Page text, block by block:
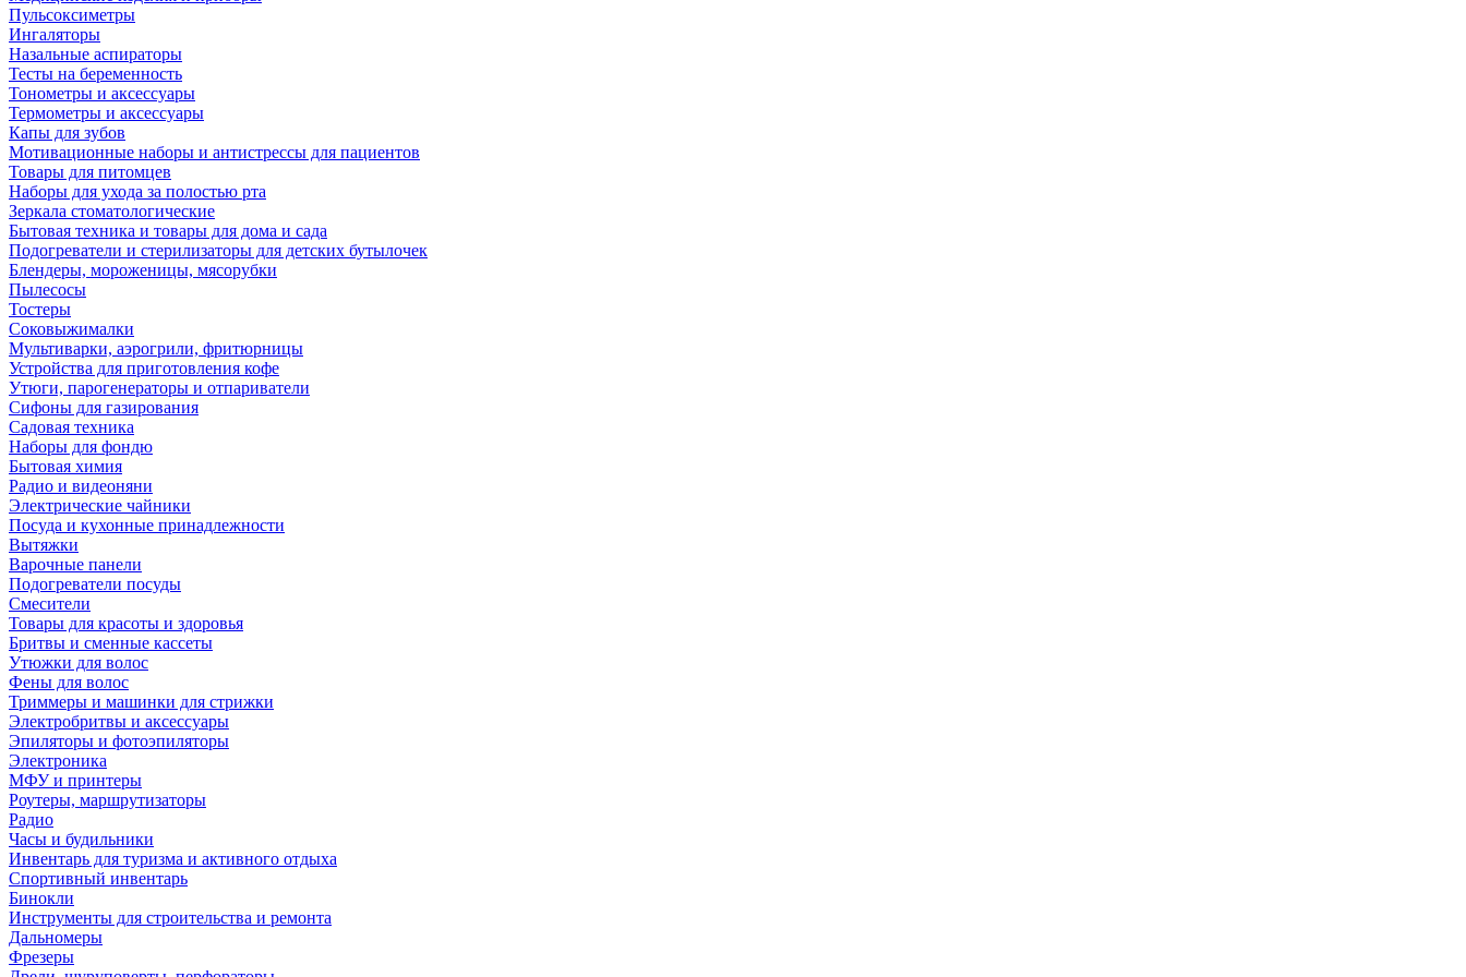
Пульсоксиметры
Ингаляторы
Назальные аспираторы
Тесты на беременность
Тонометры и аксессуары
Термометры и аксессуары
Капы для зубов
Мотивационные наборы и антистрессы для пациентов
Товары для питомцев
Наборы для ухода за полостью рта
Зеркала стоматологические
Бытовая техника и товары для дома и сада
Подогреватели и стерилизаторы для детских бутылочек
Блендеры, мороженицы, мясорубки
Пылесосы
Тостеры
Соковыжималки
Мультиварки, аэрогрили, фритюрницы
Устройства для приготовления кофе
Утюги, парогенераторы и отпариватели
Сифоны для газирования
Садовая техника
Наборы для фондю
Бытовая химия
Радио и видеоняни
Электрические чайники
Посуда и кухонные принадлежности
Вытяжки
Варочные панели
Подогреватели посуды
Смесители
Товары для красоты и здоровья
Бритвы и сменные кассеты
Утюжки для волос
Фены для волос
Триммеры и машинки для стрижки
Электробритвы и аксессуары
Эпиляторы и фотоэпиляторы
Электроника
МФУ и принтеры
Роутеры, маршрутизаторы
Радио
Часы и будильники
Инвентарь для туризма и активного отдыха
Спортивный инвентарь
Бинокли
Инструменты для строительства и ремонта
Дальномеры
Фрезеры